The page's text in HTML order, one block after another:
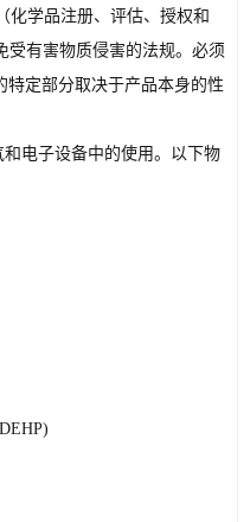
化学品注册、评估、授权和
受有害物质侵害的法规。必须
特定部分取决于产品本身的性
电子设备中的使用。以下物